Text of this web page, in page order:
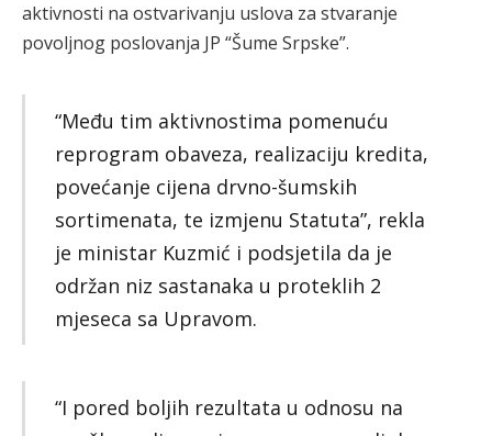
aktivnosti na ostvarivanju uslova za stvaranje
povoljnog poslovanja JP “Šume Srpske”.
“Među tim aktivnostima pomenuću
reprogram obaveza, realizaciju kredita,
povećanje cijena drvno-šumskih
sortimenata, te izmjenu Statuta”, rekla
je ministar Kuzmić i podsjetila da je
održan niz sastanaka u proteklih 2
mjeseca sa Upravom.
“I pored boljih rezultata u odnosu na